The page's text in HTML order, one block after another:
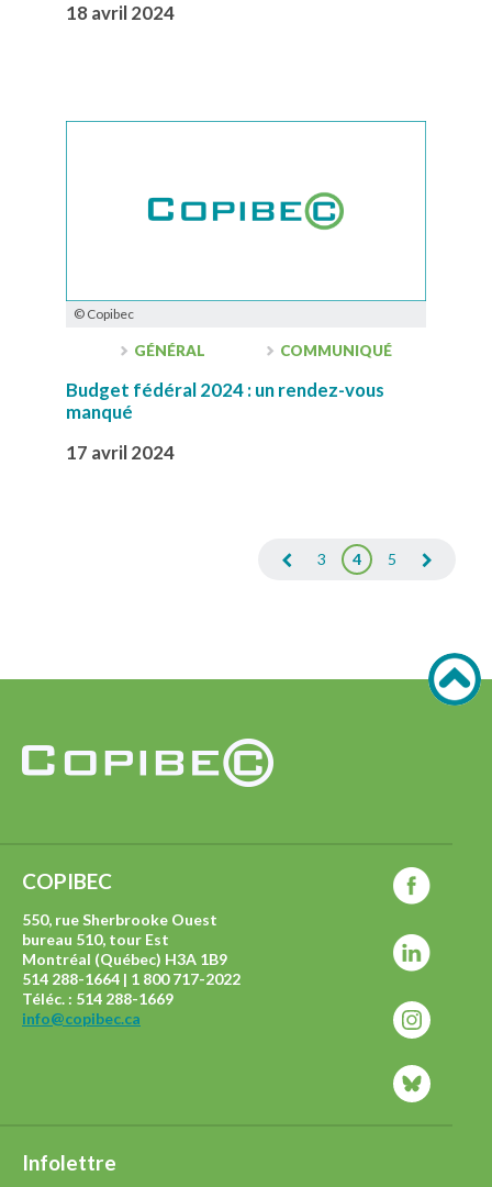
18 avril 2024
© Copibec
GÉNÉRAL COMMUNIQUÉ
Budget fédéral 2024 : un rendez-vous
manqué
17 avril 2024
3 4 5
COPIBEC
550, rue Sherbrooke Ouest
bureau 510, tour Est
Montréal (Québec) H3A 1B9
514 288-1664 | 1 800 717-2022
Téléc. : 514 288-1669
info@copibec.ca
Infolettre